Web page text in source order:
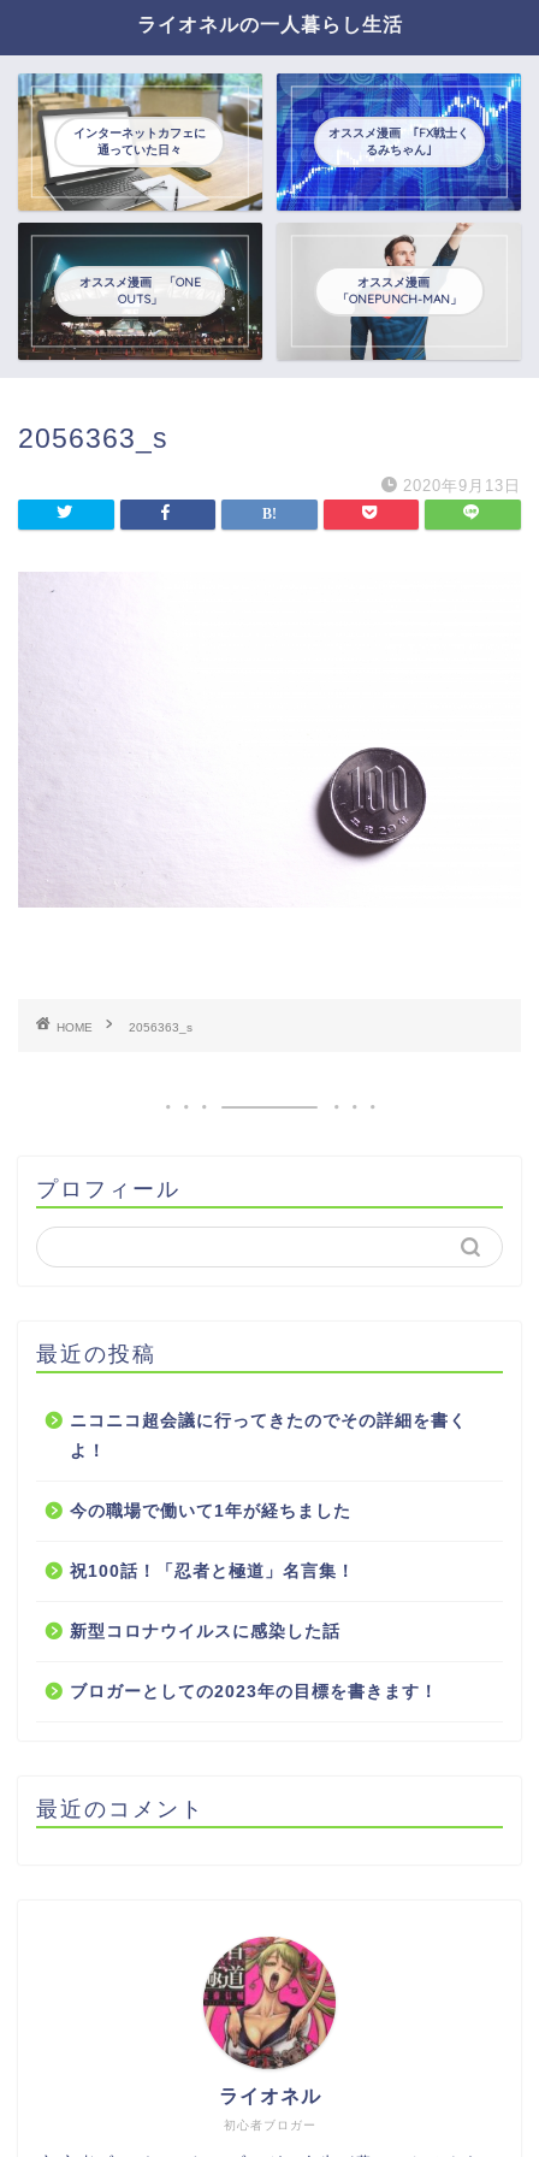
ライオネルの一人暮らし生活
インターネットカフェに
通っていた日々
オススメ漫画 ｢FX戦士く
るみちゃん｣
オススメ漫画 「ONE
OUTS」
オススメ漫画
「ONEPUNCH-MAN」
2056363_s
2020年9月13日
HOME 2056363_s
プロフィール
最近の投稿
ニコニコ超会議に行ってきたのでその詳細を書く
よ！
今の職場で働いて1年が経ちました
祝100話！「忍者と極道」名言集！
新型コロナウイルスに感染した話
ブロガーとしての2023年の目標を書きます！
最近のコメント
初心者ブロガー
ライオネル